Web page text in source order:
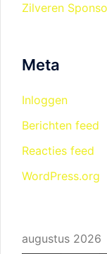
Zilveren
Meta
Inloggen
Berichten feed
Reacties feed
WordPress.org
augustus 2026